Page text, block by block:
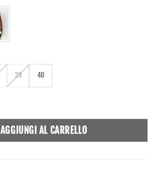
39 40
AGGIUNGI AL CARRELLO